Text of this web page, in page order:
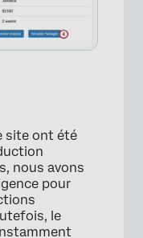
site ont été
nous avons
pour
le